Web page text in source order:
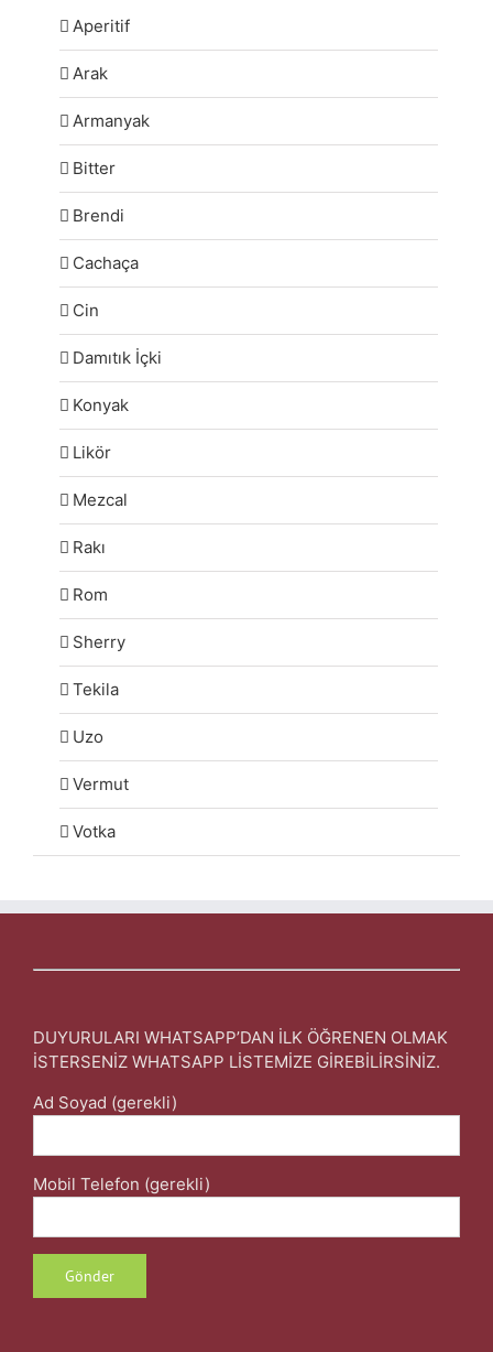
Aperitif
Arak
Armanyak
Bitter
Brendi
Cachaça
Cin
Damıtık İçki
Konyak
Likör
Mezcal
Rakı
Rom
Sherry
Tekila
Uzo
Vermut
Votka
DUYURULARI WHATSAPP’DAN İLK ÖĞRENEN OLMAK
İSTERSENİZ WHATSAPP LİSTEMİZE GİREBİLİRSİNİZ.
Ad Soyad (gerekli)
Mobil Telefon (gerekli)